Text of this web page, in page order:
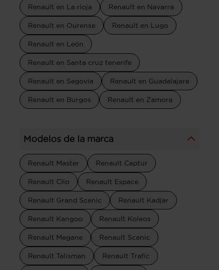
Renault en La rioja Renault en Navarra
Renault en Ourense Renault en Lugo
Renault en León
Renault en Santa cruz tenerife
Renault en Segovia Renault en Guadalajara
Renault en Burgos Renault en Zamora
Modelos de la marca
Renault Master Renault Captur
Renault Clio Renault Espace
Renault Grand Scenic Renault Kadjar
Renault Kangoo Renault Koleos
Renault Megane Renault Scenic
Renault Talisman Renault Trafic